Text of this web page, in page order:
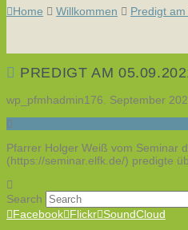
Home Willkommen Predigt
PREDIGT AM
wp_pfmhadmin176. September
Pfarrer Holger Weiß vom Seminar
(https://seminar.elfk.de/) predigte
Search
Facebook Flickr SoundCloud